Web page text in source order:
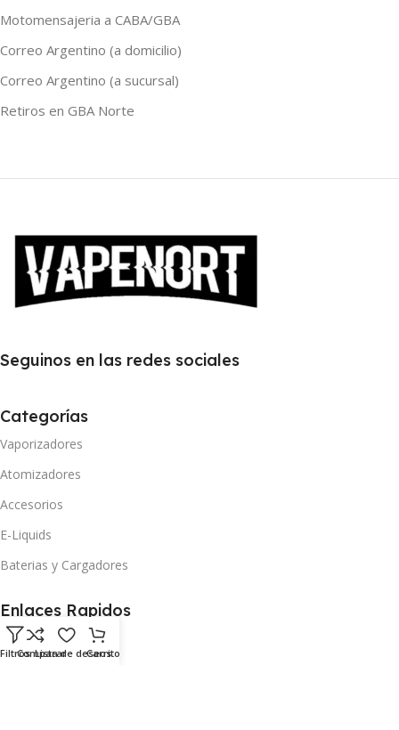
Motomensajeria a CABA/GBA
Correo Argentino (a domicilio)
Correo Argentino (a sucursal)
Retiros en GBA Norte
Seguinos en las redes sociales
Categorías
Vaporizadores
Atomizadores
Accesorios
E-Liquids
Baterias y Cargadores
Enlaces Rapidos
Mi Cuenta
FiltrosComparar
Lista de deseos
Carrito